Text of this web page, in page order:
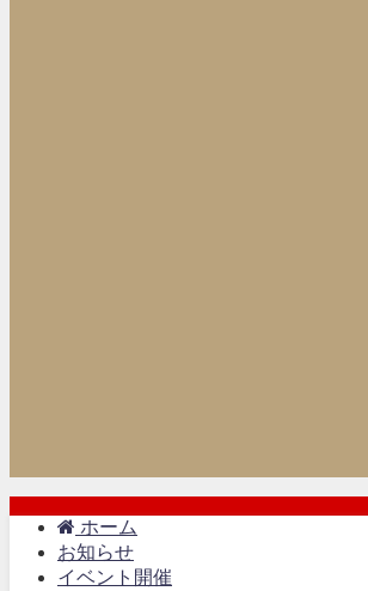
ホーム
お知らせ
イベント開催